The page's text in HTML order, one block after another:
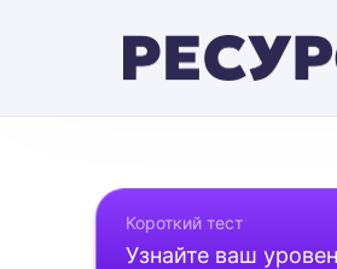
Короткий тест
Узнайте ваш